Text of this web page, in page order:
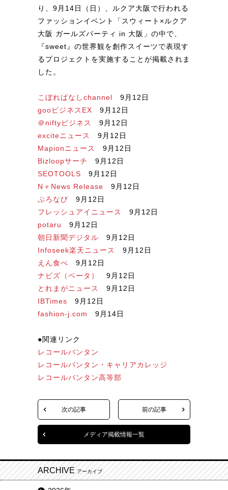
り、9月14日（日）、ルクア大阪で行われる
ファッションイベント「スウィート×ルクア
大阪 ガールズパーティ in 大阪」の中で、
『sweet』の世界観を創作スイーツで表現す
るプロジェクトを実施することが掲載されま
した。
こぼればなしchannel 9月12日
gooビジネスEX 9月12日
＠niftyビジネス
9月12日
exciteニュース
9月12日
Mapionニュース
9月12日
Bizloopサーチ
9月12日
SEOTOOLS 9月12日
N＋News Release 9月12日
ぷろなび 9月12日
フレッシュアイニュース
9月12日
potaru
9月12日
朝日新聞デジタル 9月12日
Infoseek楽天ニュース
9月12日
えん食べ 9月12日
ナビズ（ベータ）
9月12日
とれまがニュース
9月12日
IBTimes 9月12日
fashion-j.com
9月14日
●関連リンク
レコールバンタン
レコールバンタン・キャリアカレッジ
レコールバンタン高等部
次の記事 前の記事
メディア掲載情報一覧
ARCHIVE アーカイブ